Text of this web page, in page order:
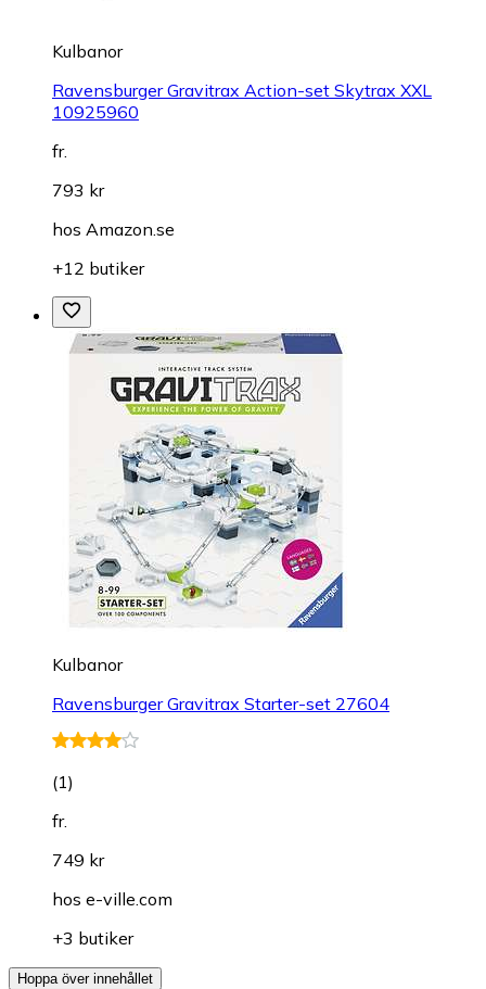
Kulbanor
Ravensburger Gravitrax Action-set Skytrax XXL
10925960
fr.
793 kr
hos Amazon.se
+12 butiker
Kulbanor
Ravensburger Gravitrax Starter-set 27604
(1)
fr.
749 kr
hos e-ville.com
+3 butiker
Hoppa över innehållet